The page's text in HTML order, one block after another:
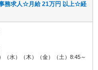
務求人☆月給 21万円 以上☆経
（水）（木）（金）（土）8:45～